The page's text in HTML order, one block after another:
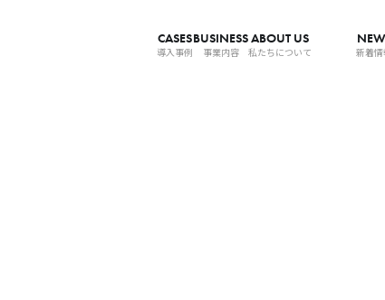
CASES
導入事例
BUSINESS
事業内容
ABOUT US
私たちについて 新着